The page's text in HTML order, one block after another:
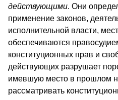
действующими. Они
применение законов,
исполнительной власти,
обеспечиваются
конституционных прав и
действующих разрушает
имевшую место в прошлом
рассматривать